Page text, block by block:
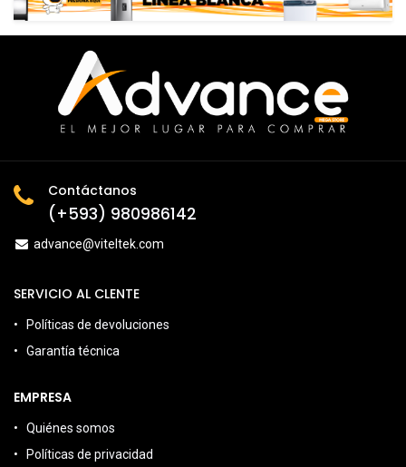
Contáctanos
(+593) 980986142
advance@viteltek.com
SERVICIO AL CLENTE
Políticas de devoluciones
Garantía técnica
EMPRESA
Quiénes somos
Políticas de privacidad